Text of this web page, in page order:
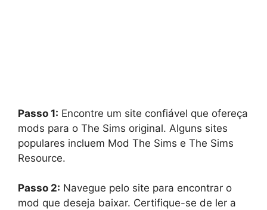
Passo 1: Encontre um site confiável que ofereça
mods para o The Sims original. Alguns sites
populares incluem Mod The Sims e The Sims
Resource.
Passo 2: Navegue pelo site para encontrar o
mod que deseja baixar. Certifique-se de ler a